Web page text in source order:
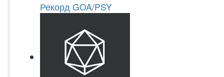
Рекорд GOA/PSY